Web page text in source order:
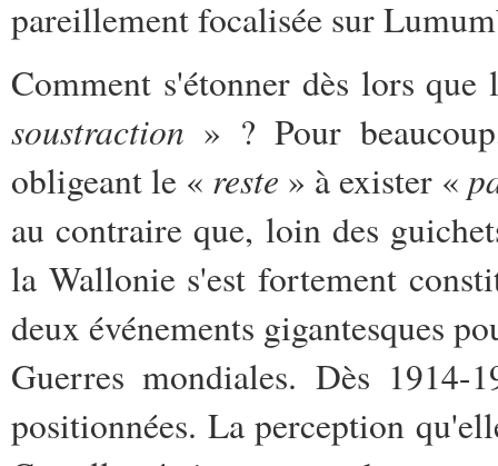
pareillement focalisée sur
Comment s'étonner dès lors
soustraction » ? Pour
obligeant le « reste » à exister «
au contraire que, loin des
la Wallonie s'est fortement
deux événements gigantesques
Guerres mondiales. Dès
positionnées. La perception